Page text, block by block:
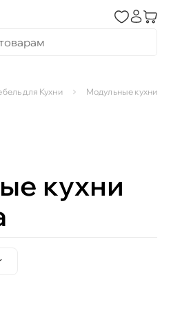
для Кухни Модульные кухни
кухни